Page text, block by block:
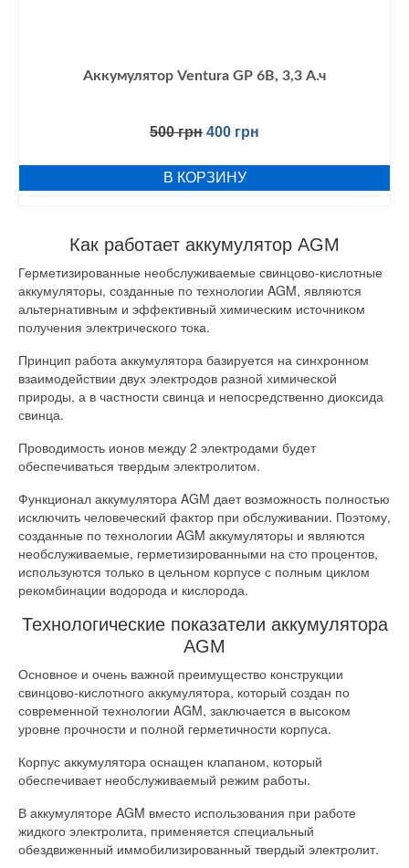
Аккумулятор Ventura GP 6В, 3,3 А.ч
500грн Первоначальная
составляла
500 грн.
400 грн
400 грн.
В КОРЗИНУ
Как работает аккумулятор AGM
Герметизированные необслуживаемые свинцово-кислотные
аккумуляторы, созданные по технологии AGM, являются
альтернативным и эффективный химическим источником
получения электрического тока.
Принцип работа аккумулятора базируется на синхронном
взаимодействии двух электродов разной химической
природы, а в частности свинца и непосредственно диоксида
свинца.
Проводимость ионов между 2 электродами будет
обеспечиваться твердым электролитом.
Функционал аккумулятора AGM дает возможность полностью
исключить человеческий фактор при обслуживании. Поэтому,
созданные по технологии AGM аккумуляторы и являются
необслуживаемые, герметизированными на сто процентов,
используются только в цельном корпусе с полным циклом
рекомбинации водорода и кислорода.
Технологические показатели аккумулятора
AGM
Основное и очень важной преимущество конструкции
свинцово-кислотного аккумулятора, который создан по
современной технологии AGM, заключается в высоком
уровне прочности и полной герметичности корпуса.
Корпус аккумулятора оснащен клапаном, который
обеспечивает необслуживаемый режим работы.
В аккумуляторе AGM вместо использования при работе
жидкого электролита, применяется специальный
обездвиженный иммобилизированный твердый электролит.